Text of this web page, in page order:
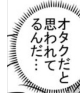
ト
数
数